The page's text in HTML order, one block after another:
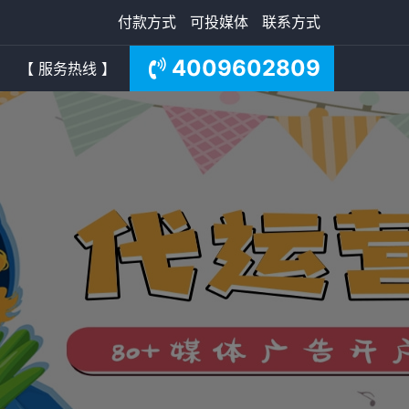
付款方式 可投媒体 联系方式
【 服务热线 】 4009602809